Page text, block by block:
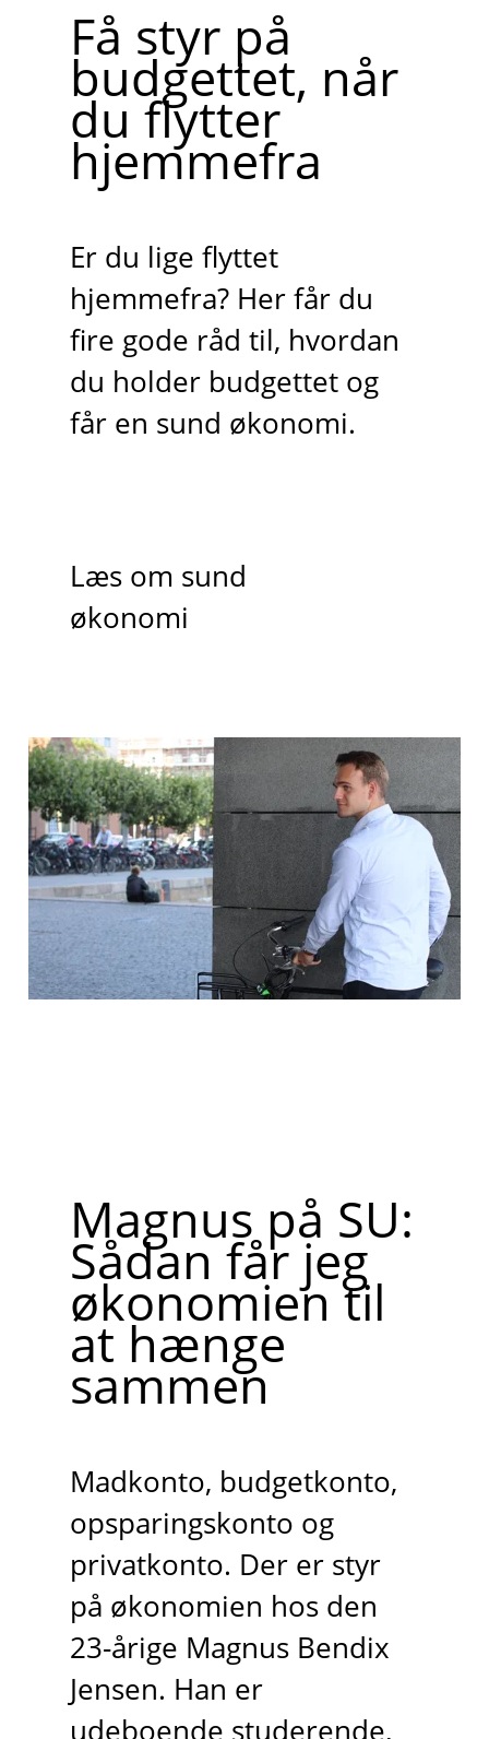
Få styr på
budgettet, når
du flytter
hjemmefra
Er du lige flyttet
hjemmefra? Her får du
fire gode råd til, hvordan
du holder budgettet og
får en sund økonomi.
Læs om sund
økonomi
Magnus på SU:
Sådan får jeg
økonomien til
at hænge
sammen
Madkonto, budgetkonto,
opsparingskonto og
privatkonto. Der er styr
på økonomien hos den
23-årige Magnus Bendix
Jensen. Han er
udeboende studerende,